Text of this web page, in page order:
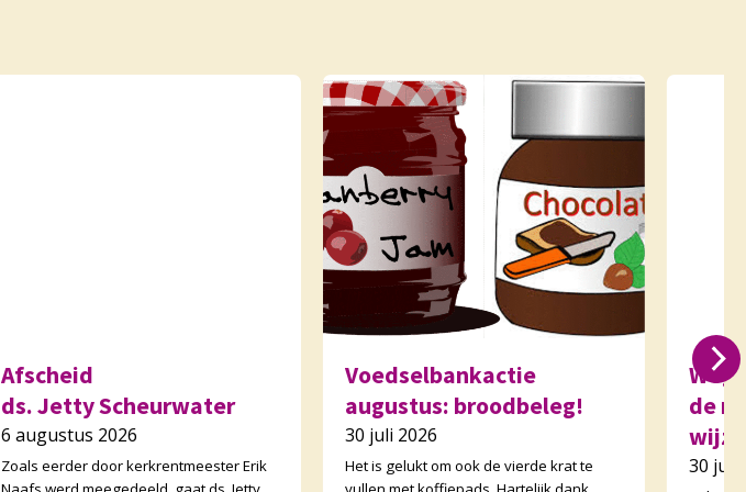
Afscheid
ds. Jetty Scheurwater
6 augustus 2026
Zoals eerder door kerkrentmeester Erik
Voedselbankactie
augustus: broodbeleg!
30 juli 2026
Het is gelukt om ook de vierde krat te
de
30 juli